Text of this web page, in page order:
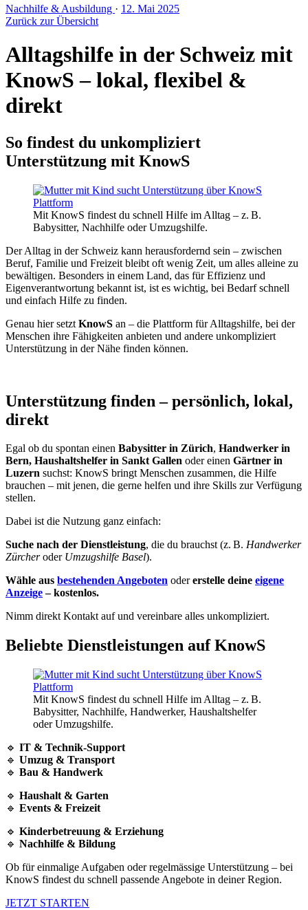
Nachhilfe & Ausbildung · 12. Mai 2025
Zurück zur Übersicht
Alltagshilfe in der Schweiz mit
KnowS – lokal, flexibel &
direkt
So findest du unkompliziert
Unterstützung mit KnowS
Mit KnowS findest du schnell Hilfe im Alltag – z. B.
Babysitter, Nachhilfe oder Umzugshilfe.
Der Alltag in der Schweiz kann herausfordernd sein – zwischen
Beruf, Familie und Freizeit bleibt oft wenig Zeit, um alles alleine zu
bewältigen. Besonders in einem Land, das für Effizienz und
Eigenverantwortung bekannt ist, ist es wichtig, bei Bedarf schnell
und einfach Hilfe zu finden.
Genau hier setzt KnowS an – die Plattform für Alltagshilfe, bei der
Menschen ihre Fähigkeiten anbieten und andere unkompliziert
Unterstützung in der Nähe finden können.
Unterstützung finden – persönlich, lokal,
direkt
Egal ob du spontan einen Babysitter in Zürich, Handwerker in
Bern, Haushaltshelfer in Sankt Gallen oder einen Gärtner in
Luzern suchst: KnowS bringt Menschen zusammen, die Hilfe
brauchen – mit jenen, die gerne helfen und ihre Skills zur Verfügung
stellen.
Dabei ist die Nutzung ganz einfach:
Suche nach der Dienstleistung, die du brauchst (z. B. Handwerker
Zürcheroder Umzugshilfe Basel).
Wähle aus bestehenden Angeboten odererstelle deine eigene
Anzeige– kostenlos.
Nimm direkt Kontakt auf und vereinbare alles unkompliziert.
Beliebte Dienstleistungen auf KnowS
Mit KnowS findest du schnell Hilfe im Alltag – z. B.
Babysitter, Nachhilfe, Handwerker, Haushaltshelfer
oder Umzugshilfe.
🔹 IT & Technik-Support
🔹 Umzug & Transport
🔹 Bau & Handwerk
🔹 Haushalt & Garten
🔹 Events & Freizeit
🔹 Kinderbetreuung & Erziehung
🔹 Nachhilfe & Bildung
Ob für einmalige Aufgaben oder regelmässige Unterstützung – bei
KnowS findest du schnell passende Angebote in deiner Region.
JETZT STARTEN